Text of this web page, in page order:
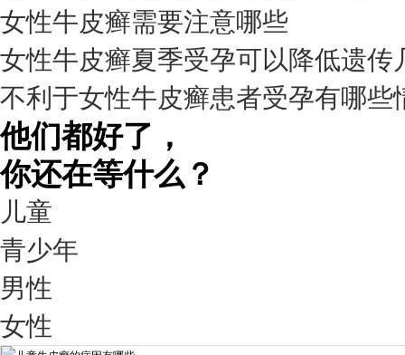
预约量
6821
疗效满意
98%
我要咨询
擅长： 王艳琼 门诊主任 专家介绍：毕业于川北医学院...
女性牛皮癣需要注意哪些
女性牛皮癣夏季受孕可以降低遗传
不利于女性牛皮癣患者受孕有哪些
他们都好了，
你还在等什么？
儿童
青少年
男性
女性